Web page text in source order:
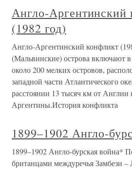
Англо-Аргентинский
(1982 год)
Англо-Аргентинский конфликт
(Мальвинские) острова включают
около 200 мелких островов,
западной части Атлантического
расстоянии 13 тысяч км от Англии
Аргентины.История конфликта
1899–1902 Англо-
1899–1902 Англо-бурская война*
британцами междуречья Замбези